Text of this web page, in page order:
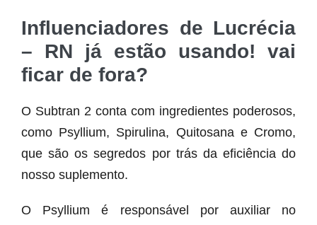
Influenciadores de Lucrécia
– RN já estão usando! vai
ficar de fora?
O Subtran 2 conta com ingredientes poderosos,
como Psyllium, Spirulina, Quitosana e Cromo,
que são os segredos por trás da eficiência do
nosso suplemento.
O Psyllium é responsável por auxiliar no